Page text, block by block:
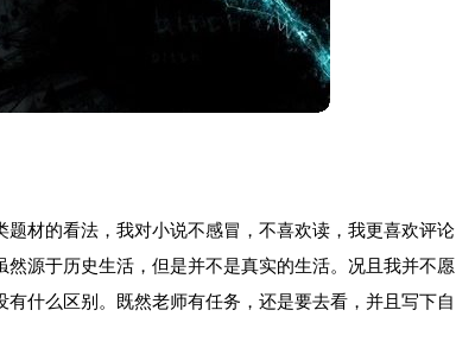
材的看法，我对小说不感冒，不喜欢读，我更喜欢评论
源于历史生活，但是并不是真实的生活。况且我并不愿
什么区别。既然老师有任务，还是要去看，并且写下自